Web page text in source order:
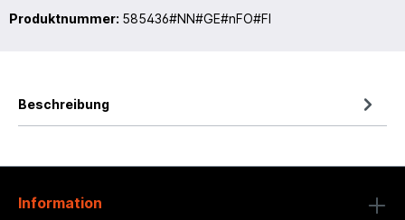
Produktnummer: 585436#NN#GE#nFO#FI
Beschreibung
Information